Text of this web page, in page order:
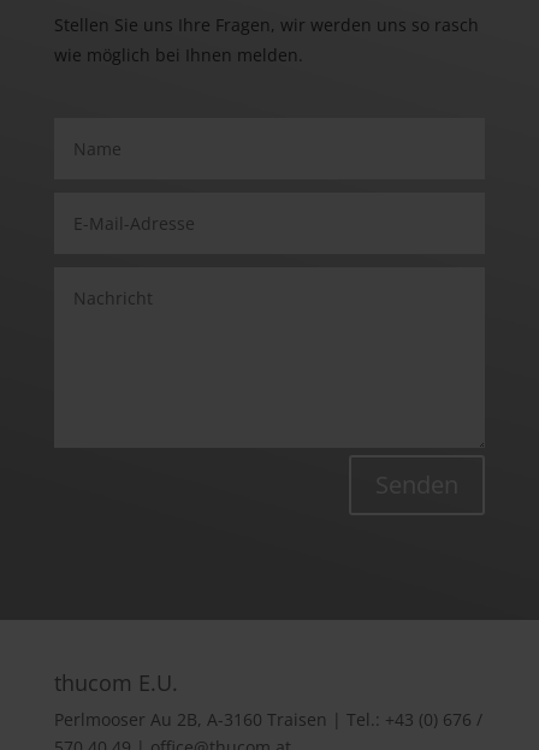
Stellen Sie uns Ihre Fragen, wir werden uns so rasch
wie möglich bei Ihnen melden.
thucom E.U.
Perlmooser Au 2B, A-3160 Traisen | Tel.: +43 (0) 676 /